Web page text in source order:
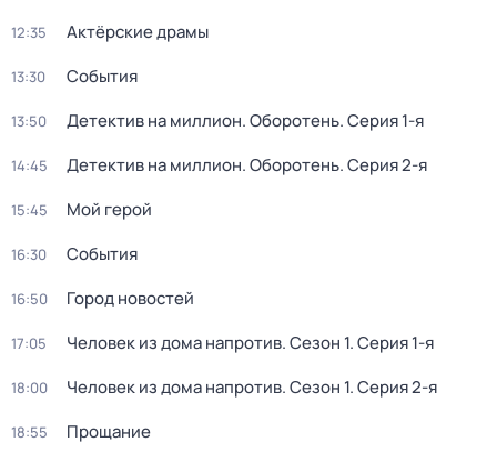
12:35 Актёрские драмы
13:30 События
13:50 Детектив на миллион. Оборотень. Серия 1-я
14:45 Детектив на миллион. Оборотень. Серия 2-я
15:45 Мой герой
16:30 События
16:50 Город новостей
17:05 Человек из дома напротив. Сезон 1. Серия 1-я
18:00 Человек из дома напротив. Сезон 1. Серия 2-я
18:55 Прощание